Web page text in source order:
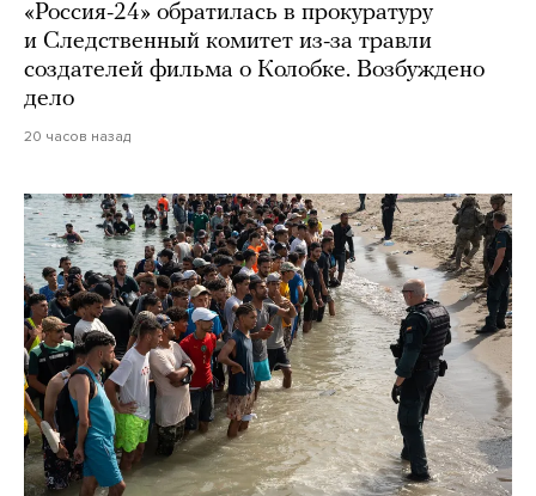
«Россия-24» обратилась в прокуратуру
и Следственный комитет из-за травли
создателей фильма о Колобке. Возбуждено
дело
20 часов назад